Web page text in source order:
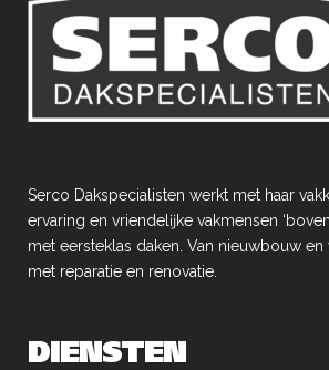
Serco Dakspecialisten werkt met haar
ervaring en vriendelĳke vakmensen
met eersteklas daken. Van nieuwbouw
met reparatie en renovatie.
DIENSTEN